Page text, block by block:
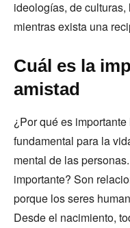
ideologías, de
mientras exista una
Cuál es la
amistad
¿Por qué es
fundamental para la
mental de las
importante? Son
porque los seres
Desde el nacimiento,